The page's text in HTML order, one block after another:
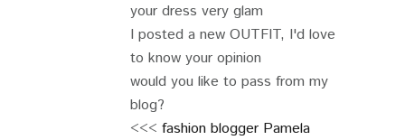
your dress very glam
I posted a new OUTFIT, I'd love
to know your opinion
would you like to pass from my
blog?
<<< fashion blogger Pamela